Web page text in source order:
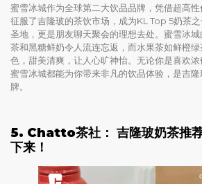
蜜雪冰城作为全球第二大饮品品牌，凭借超高性
征服了吉隆玻的茶饮市场，成为KL Top 5奶茶
圣地，更是朋友聊天聚会的理想去处。蜜雪冰
茶和黑糖鲜奶令人流连忘返，而水果茶如鲜橙
色，甜美清爽，让人心旷神怡。无论你是喜欢浓
蜜雪冰城都能为你带来非凡的饮品体验，是吉
牌。
5. Chatto茶社 ： 吉隆玻奶茶推
下来！